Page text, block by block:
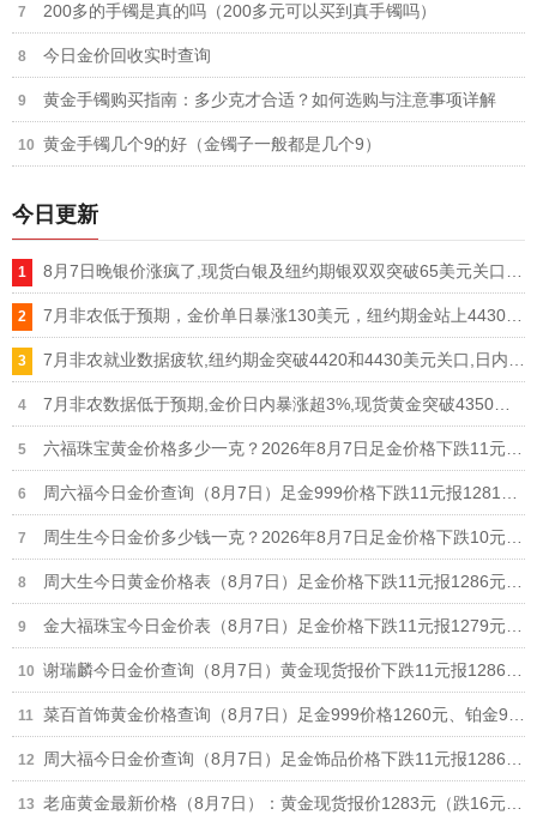
200多的手镯是真的吗（200多元可以买到真手镯吗）
今日金价回收实时查询
黄金手镯购买指南：多少克才合适？如何选购与注意事项详解
黄金手镯几个9的好（金镯子一般都是几个9）
今日更新